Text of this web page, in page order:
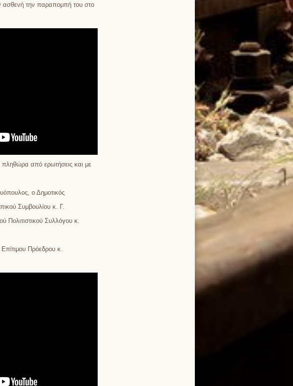
ασθενή την παραπομπή του στο
πληθώρα από ερωτήσεις και με
ο Δημοτικός
Συμβουλίου κ. Γ.
Πολιτιστικού Συλλόγου κ.
Πρόεδρου κ.